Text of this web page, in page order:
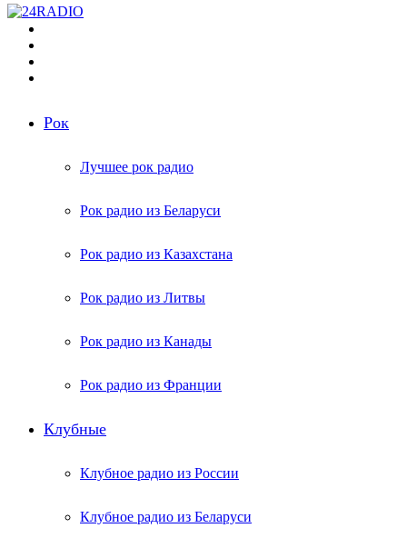
Рок
Лучшее рок радио
Рок радио из Беларуси
Рок радио из Казахстана
Рок радио из Литвы
Рок радио из Канады
Рок радио из Франции
Клубные
Клубное радио из России
Клубное радио из Беларуси